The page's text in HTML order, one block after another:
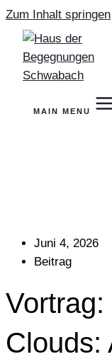
Zum Inhalt springen
MAIN MENU
Juni 4, 2026
Beitrag
Clouds: